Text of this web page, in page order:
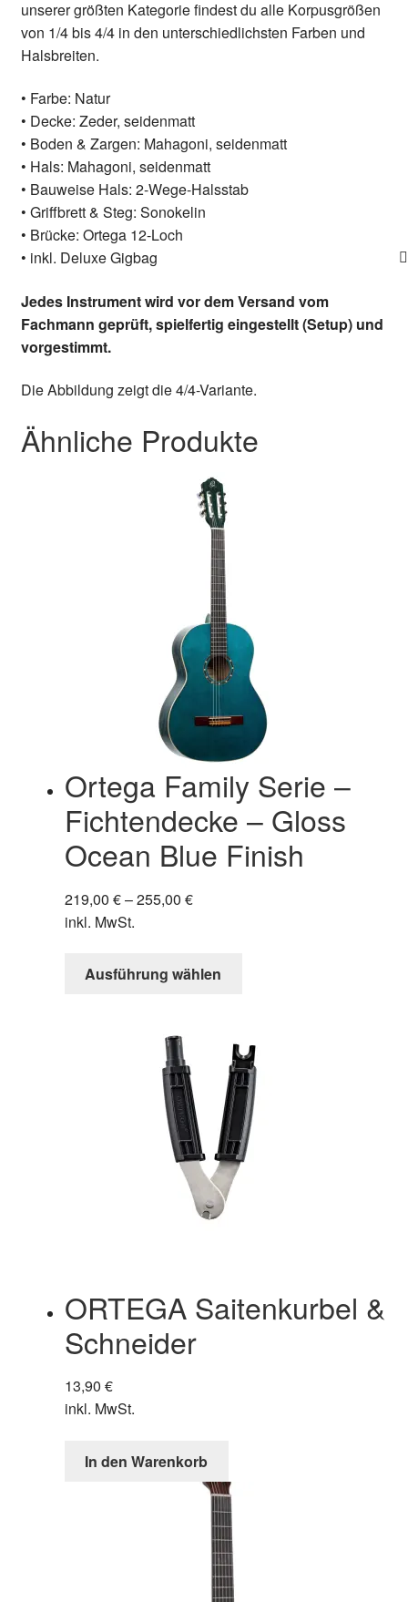
unserer größten Kategorie findest du alle Korpusgrößen
von 1/4 bis 4/4 in den unterschiedlichsten Farben und
Halsbreiten.
• Farbe: Natur
• Decke: Zeder, seidenmatt
• Boden & Zargen: Mahagoni, seidenmatt
• Hals: Mahagoni, seidenmatt
• Bauweise Hals: 2-Wege-Halsstab
• Griffbrett & Steg: Sonokelin
• Brücke: Ortega 12-Loch
• inkl. Deluxe Gigbag
Jedes Instrument wird vor dem Versand vom
Fachmann geprüft, spielfertig eingestellt (Setup) und
vorgestimmt.
Die Abbildung zeigt die 4/4-Variante.
Ähnliche Produkte
Ortega Family Serie –
Fichtendecke – Gloss
Ocean Blue Finish
219,00 €–255,00 €
inkl. MwSt.
Ausführung wählen
Varianten
auf.
Die
Optionen
können
auf
ORTEGA Saitenkurbel &
Schneider
13,90 €
inkl. MwSt.
In den Warenkorb